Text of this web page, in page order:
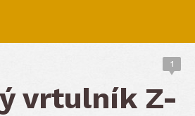
1
vrtulník Z-